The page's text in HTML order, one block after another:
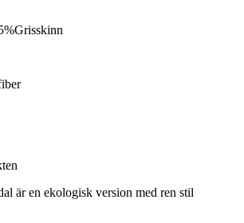
är en ekologisk version med ren stil